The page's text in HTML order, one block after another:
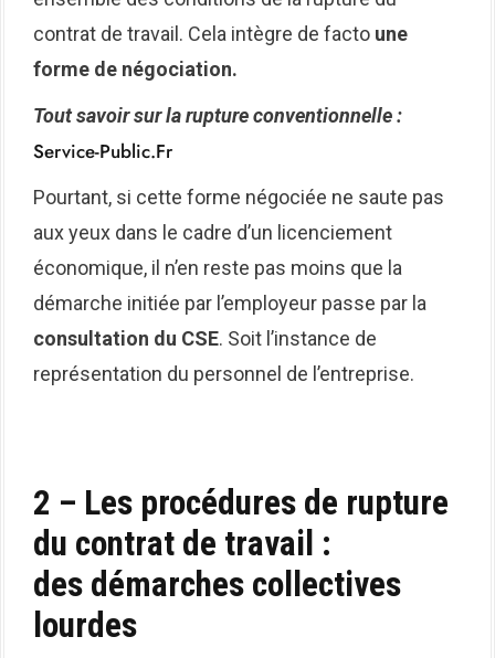
contrat de travail. Cela intègre de facto une
forme de négociation.
Tout savoir sur la rupture conventionnelle :
Service-Public.fr
Pourtant, si cette forme négociée ne saute pas
aux yeux dans le cadre d’un licenciement
économique, il n’en reste pas moins que la
démarche initiée par l’employeur passe par la
consultation du CSE. Soit l’instance de
représentation du personnel de l’entreprise.
2 – Les procédures de rupture
du contrat de travail :
des démarches collectives
lourdes